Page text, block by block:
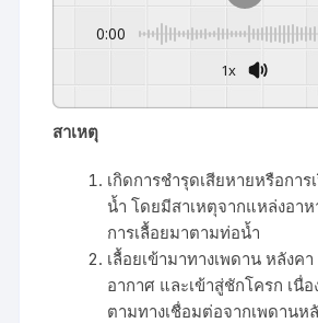
0:00
1x
สาเหตุ
เกิดการชำรุดเสียหายหรือกา
น้ำ โดยมีสาเหตุจากแหล่งอาห
การเลื้อยมาตามท่อน้ำ
เลื้อยเข้ามาทางเพดาน หลังค
อากาศ และเข้าสู่ชักโครก เนื่อ
ตามทางเชื่อมต่อจากเพดานห